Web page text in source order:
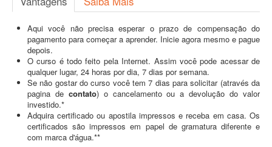
Aqui você não precisa esperar o prazo de compensação do
pagamento para começar a aprender. Inicie agora mesmo e pague
depois.
O curso é todo feito pela Internet. Assim você pode acessar de
qualquer lugar, 24 horas por dia, 7 dias por semana.
Se não gostar do curso você tem 7 dias para solicitar (através da
pagina de contato) o cancelamento ou a devolução do valor
investido.*
Adquira certificado ou apostila impressos e receba em casa. Os
certificados são impressos em papel de gramatura diferente e
com marca d'água.**